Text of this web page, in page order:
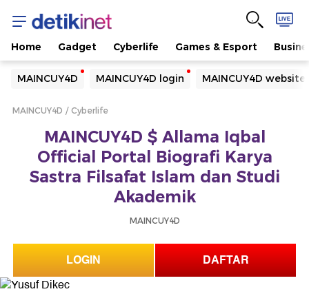
Home Gadget Cyberlife Games & Esport
MAINCUY4D MAINCUY4D login MAINCUY4D website
Yang sedang ramai dicari
Loading...
MAINCUY4D Cyberlife
MAINCUY4D $ Allama Iqbal
Official Portal Biografi Karya
Sastra Filsafat Islam dan Studi
Akademik
MAINCUY4D
LOGIN DAFTAR